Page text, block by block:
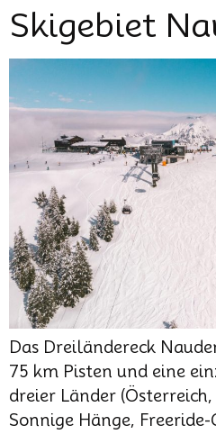
Skigebiet
Das Dreiländereck
75 km Pisten und eine
dreier Länder
Sonnige Hänge,